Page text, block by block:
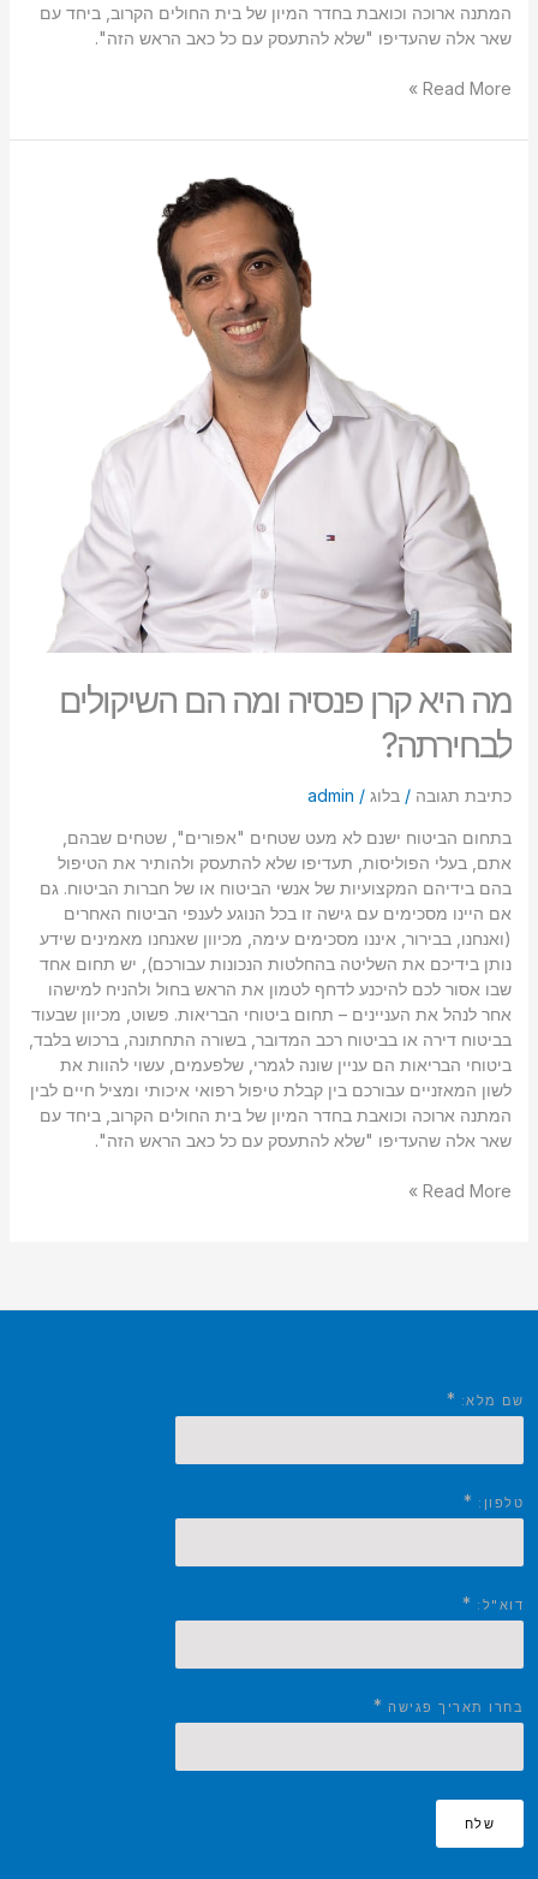
המתנה ארוכה וכואבת בחדר המיון של בית החולים הקרוב, ביחד עם
שאר אלה שהעדיפו "שלא להתעסק עם כל כאב הראש הזה".
Read More »
מה היא קרן פנסיה ומה הם השיקולים
לבחירתה?
כתיבת תגובה / בלוג/
admin
בתחום הביטוח ישנם לא מעט שטחים "אפורים", שטחים שבהם,
אתם, בעלי הפוליסות, תעדיפו שלא להתעסק ולהותיר את הטיפול
בהם בידיהם המקצועיות של אנשי הביטוח או של חברות הביטוח. גם
אם היינו מסכימים עם גישה זו בכל הנוגע לענפי הביטוח האחרים
(ואנחנו, בבירור, איננו מסכימים עימה, מכיוון שאנחנו מאמינים שידע
נותן בידיכם את השליטה בהחלטות הנכונות עבורכם), יש תחום אחד
שבו אסור לכם להיכנע לדחף לטמון את הראש בחול ולהניח למישהו
אחר לנהל את העניינים – תחום ביטוחי הבריאות. פשוט, מכיוון שבעוד
בביטוח דירה או בביטוח רכב המדובר, בשורה התחתונה, ברכוש בלבד,
ביטוחי הבריאות הם עניין שונה לגמרי, שלפעמים, עשוי להוות את
לשון המאזניים עבורכם בין קבלת טיפול רפואי איכותי ומציל חיים לבין
המתנה ארוכה וכואבת בחדר המיון של בית החולים הקרוב, ביחד עם
שאר אלה שהעדיפו "שלא להתעסק עם כל כאב הראש הזה".
Read More »
שם מלא: *
טלפון: *
דוא"ל: *
בחרו תאריך פגישה *
שלח